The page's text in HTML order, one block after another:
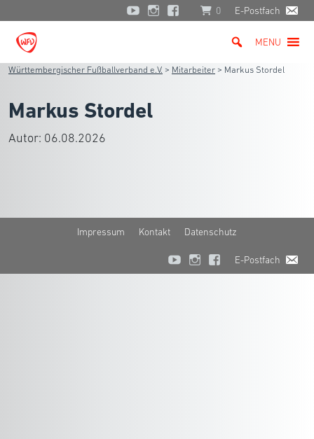
0 E-Postfach
MENU
Württembergischer Fußballverband e.V. > Mitarbeiter > Markus Stordel
Markus Stordel
Autor: 06.08.2026
Impressum Kontakt Datenschutz
E-Postfach